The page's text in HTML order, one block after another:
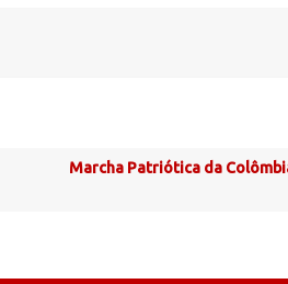
Marcha Patriótica da